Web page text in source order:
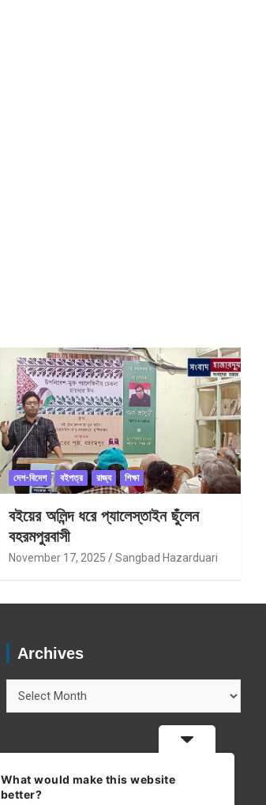
দেশ-বিদেশ বইপত্র রাজ্য শিক্ষা
বইয়ের অলিন্দ ধরে প্যালেস্তাইন ছুঁলেন
বহরমপুরবাসী
November 17, 2025 Sangbad Hazarduari
Archives
What would make this website
better?